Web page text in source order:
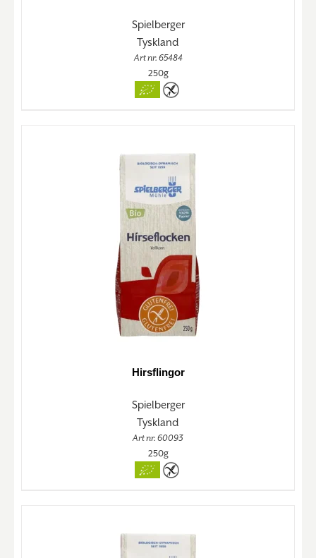
Spielberger
Tyskland
Art nr. 65484
250g
Hirsflingor
Spielberger
Tyskland
Art nr. 60093
250g